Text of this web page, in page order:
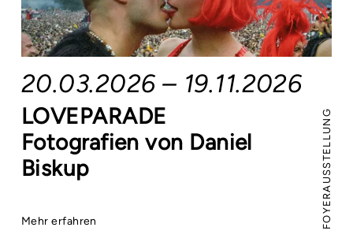
FOYERAUSSTELLUNG
20.03.2026 – 19.11.2026
LOVEPARADE
Fotografien von Daniel
Biskup
Mehr erfahren